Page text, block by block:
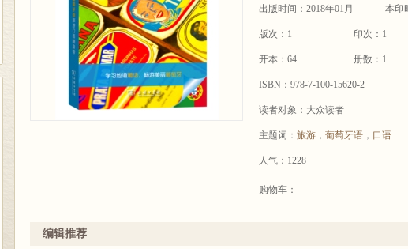
出版时间：2018年01月 本印
版次：1 印次：1
开本：64 册数：1
ISBN：978-7-100-15620-2
读者对象：大众读者
主题词： 旅游 ， 葡萄牙语 ， 口语
人气：1228
购物车：
编辑推荐